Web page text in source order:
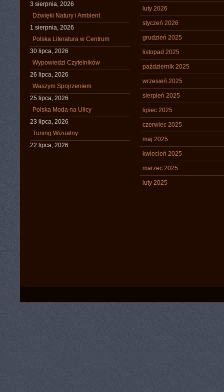
3 sierpnia, 2026
Dźwięki Natury i Ambient
1 sierpnia, 2026
Polska Literatura w Centrum
30 lipca, 2026
Wypowiedzi Czytelników
26 lipca, 2026
Waszym Spojrzeniem
25 lipca, 2026
Polska Moda na Ulicy
23 lipca, 2026
Tuning Wizualny
22 lipca, 2026
luty 2026
styczeń 2026
grudzień 2025
listopad 2025
październik 2025
wrzesień 2025
sierpień 2025
lipiec 2025
czerwiec 2025
maj 2025
kwiecień 2025
marzec 2025
luty 2025